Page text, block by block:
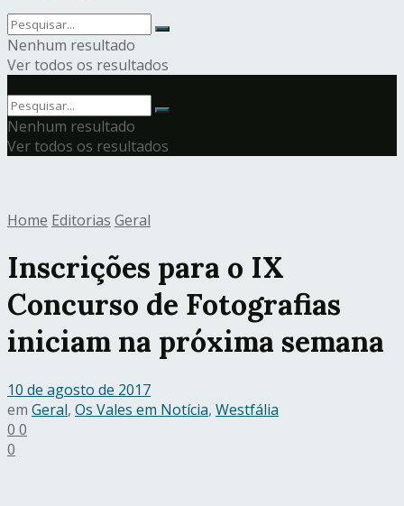
Nenhum resultado
Ver todos os resultados
Nenhum resultado
Ver todos os resultados
Home Editorias Geral
Inscrições para o IX
Concurso de Fotografias
iniciam na próxima semana
10 de agosto de 2017
em Geral, Os Vales em Notícia, Westfália
0 0
0